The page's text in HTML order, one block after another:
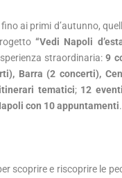
ai primi d’autunno,
“Vedi Napoli
straordinaria:9
Barra (2 concerti),
tematici; 12
con 10 appuntamenti.
scoprire e riscoprire le